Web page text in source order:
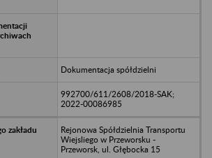
Dokumentacja spółdzielni
992700/611/2608/2018-SAK;
2022-00086985
Rejonowa Spółdzielnia Transportu
Wiejsliego w Przeworsku -
Przeworsk, ul. Głębocka 15